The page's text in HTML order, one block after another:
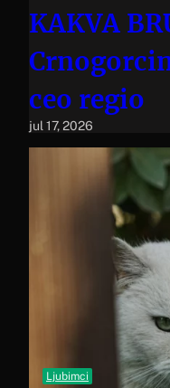
KAKVA
ceo regio
jul 17, 2026
Ljubimci